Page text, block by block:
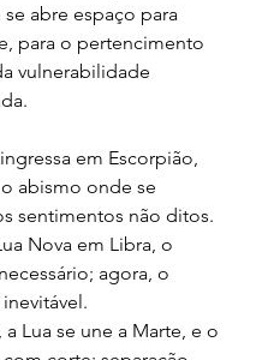
se abre espaço para
para o pertencimento
vulnerabilidade
em Escorpião,
abismo onde se
sentimentos não ditos.
Nova em Libra, o
agora, o
a Lua se une a Marte, e o